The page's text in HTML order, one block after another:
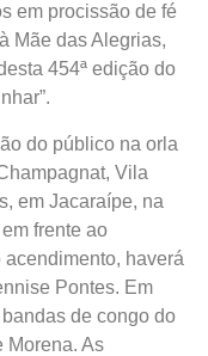
em procissão de fé
Mãe das Alegrias,
454ª edição do
do público na orla
Vila
em Jacaraípe, na
frente ao
haverá
Pontes. Em
de congo do
Morena. As